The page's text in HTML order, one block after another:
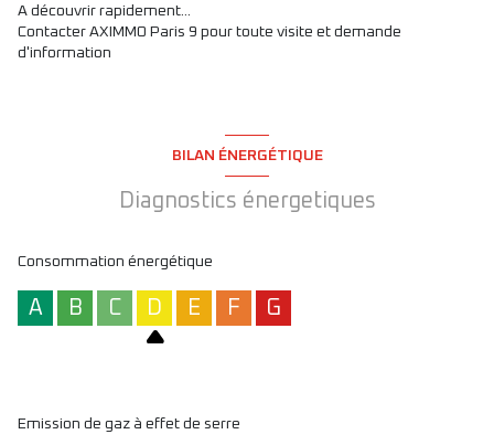
A découvrir rapidement...
Contacter AXIMMO Paris 9 pour toute visite et demande
d'information
BILAN ÉNERGÉTIQUE
Diagnostics énergetiques
Consommation énergétique
A B C D E F G
Emission de gaz à effet de serre